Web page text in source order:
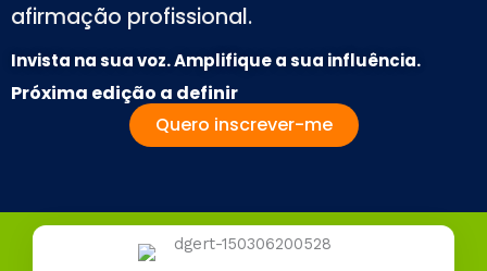
afirmação profissional.
Invista na sua voz. Amplifique a sua influência.
Próxima edição a definir
Quero inscrever-me